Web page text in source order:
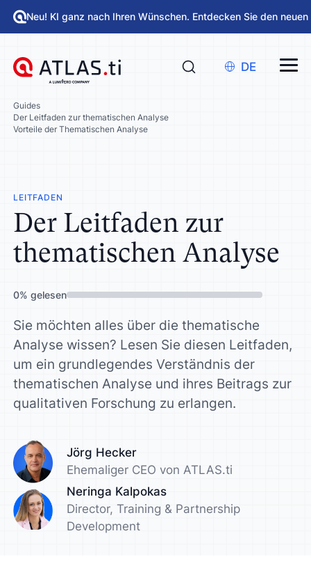
Neu! KI ganz nach Ihren Wünschen. Entdecken Sie den
DE
Guides
Der Leitfaden zur thematischen Analyse
Vorteile der Thematischen Analyse
LEITFADEN
Der Leitfaden zur
thematischen Analyse
0%gelesen
Sie möchten alles über die thematische
Analyse wissen? Lesen Sie diesen Leitfaden,
um ein grundlegendes Verständnis der
thematischen Analyse und ihres Beitrags zur
qualitativen Forschung zu erlangen.
Jörg Hecker
Ehemaliger CEO von ATLAS.ti
Neringa Kalpokas
Director, Training & Partnership
Development